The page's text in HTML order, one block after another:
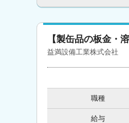
【製缶品の板金・
益満設備工業株式会社
職種
給与